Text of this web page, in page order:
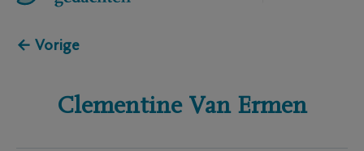
← Vorige
Clementine Van Ermen